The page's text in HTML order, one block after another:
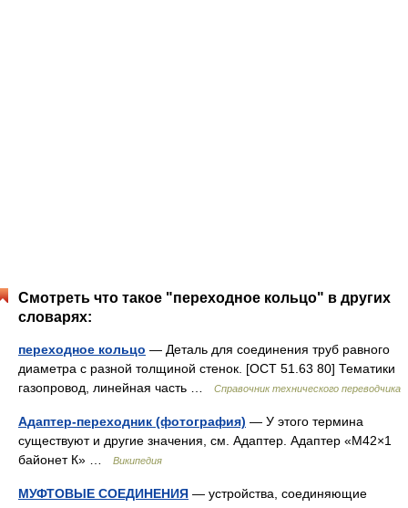
Смотреть что такое "переходное кольцо" в других
словарях:
переходное кольцо — Деталь для соединения труб равного
диаметра с разной толщиной стенок. [ОСТ 51.63 80] Тематики
газопровод, линейная часть …
Справочник технического переводчика
Адаптер-переходник (фотография) — У этого термина
существуют и другие значения, см. Адаптер. Адаптер «M42×1
байонет К» …
Википедия
МУФТОВЫЕ СОЕДИНЕНИЯ — устройства, соединяющие